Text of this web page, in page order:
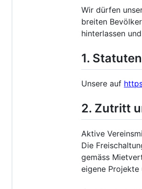
Wir dürfen
breiten
hinterlassen
1.
Unsere auf
2. Zutritt
Aktive
Die
gemäss
eigene Projekte